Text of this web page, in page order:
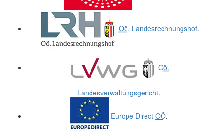
Oö. Landesrechnungshof.
Oö.
Landesverwaltungsgericht.
Europe Direct OÖ.